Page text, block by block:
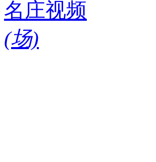
名庄视频
(场)